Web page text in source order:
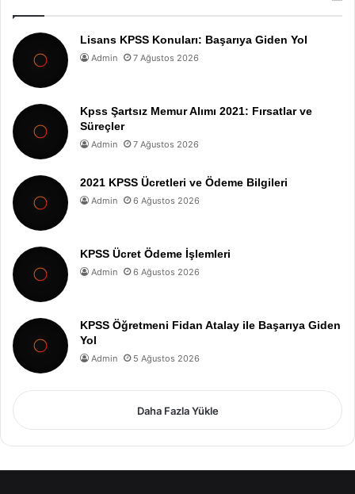
Lisans KPSS Konuları: Başarıya Giden Yol
Admin 7 Ağustos 2026
Kpss Şartsız Memur Alımı 2021: Fırsatlar ve
Süreçler
Admin 7 Ağustos 2026
2021 KPSS Ücretleri ve Ödeme Bilgileri
Admin 6 Ağustos 2026
KPSS Ücret Ödeme İşlemleri
Admin 6 Ağustos 2026
KPSS Öğretmeni Fidan Atalay ile Başarıya Giden
Yol
Admin 5 Ağustos 2026
Daha Fazla Yükle